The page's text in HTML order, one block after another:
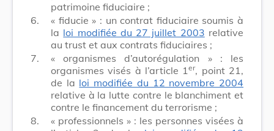
patrimoine fiduciaire ;
6.
« fiducie » : un contrat fiduciaire soumis à
la loi modifiée du 27 juillet 2003 relative
au trust et aux contrats fiduciaires ;
7.
« organismes d’autorégulation » : les
organismes visés à l’article 1er, point 21,
de la loi modifiée du 12 novembre 2004
relative à la lutte contre le blanchiment et
contre le financement du terrorisme ;
8.
« professionnels » : les personnes visées à